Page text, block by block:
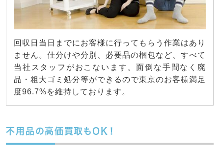
回収日当日までにお客様に行ってもらう作業はあり
ません。仕分けや分別、必要品の梱包など、すべて
当社スタッフがおこないます。面倒な手間なく廃
品・粗大ゴミ処分等ができるので東京のお客様満足
度96.7%を維持しております。
不用品の高価買取もOK！